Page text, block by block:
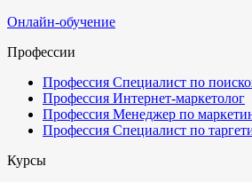
Онлайн-обучение
Профессии
Профессия Специалист по
Профессия Интернет-маркетолог
Профессия Менеджер по
Профессия Специалист по
Курсы